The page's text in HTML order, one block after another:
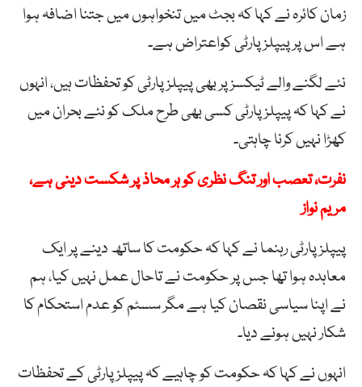
زمان کائرہ نے کہا کہ بجٹ میں تنخواہوں میں جتنا اضافہ ہوا
ہے اس پرپیپلز پارٹی کواعتراض ہے۔
نئے لگنے والے ٹیکسز پر بھی پیپلز پارٹی کو تحفظات ہیں، انہوں
نے کہا کہ پیپلز پارٹی کسی بھی طرح ملک کو نئے بحران میں
کھڑا نہیں کرنا چاہتی۔
نفرت، تعصب اور تنگ نظری کو ہر محاذ پر شکست دینی ہے،
مریم نواز
پیپلز پارٹی رہنما نے کہا کہ حکومت کا ساتھ دینے پر ایک
معاہدہ ہوا تھا جس پر حکومت نے تاحال عمل نہیں کیا، ہم
نے اپنا سیاسی نقصان کیا ہے مگر سسٹم کو عدم استحکام کا
شکار نہیں ہونے دیا۔
انہوں نے کہا کہ حکومت کو چاہیے کہ پیپلز پارٹی کے تحفظات